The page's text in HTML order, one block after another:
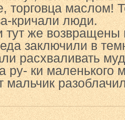
торговца маслом!
кричали люди.
же возвращены
заключили в
расхваливать
ру- ки маленького
мальчик